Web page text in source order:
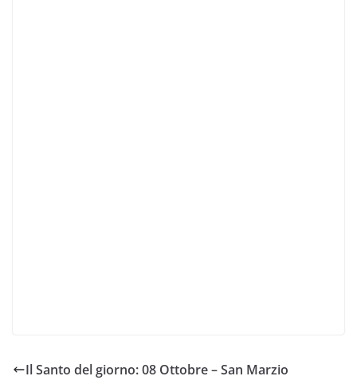
Il Santo del giorno: 08 Ottobre – San Marzio